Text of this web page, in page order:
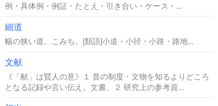
例・具体例・例証・たとえ・引き合い・ケース・...
細道
幅の狭い道。こみち。[類語]小道・小径・小路・路地...
文献
《「献」は賢人の意》１ 昔の制度・文物を知るよりどころ
となる記録や言い伝え。文書。２ 研究上の参考資...